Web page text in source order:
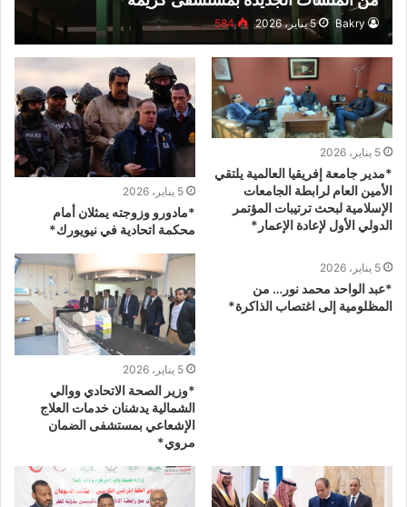
Bakry 5 يناير، 2026 584
5 يناير، 2026
*مدير جامعة إفريقيا العالمية يلتقي
الأمين العام لرابطة الجامعات
الإسلامية لبحث ترتيبات المؤتمر
الدولي الأول لإعادة الإعمار*
5 يناير، 2026
*مادورو وزوجته يمثلان أمام
محكمة اتحادية في نيويورك*
5 يناير، 2026
*عبد الواحد محمد نور… من
المظلومية إلى اغتصاب الذاكرة*
5 يناير، 2026
*وزير الصحة الاتحادي ووالي
الشمالية يدشنان خدمات العلاج
الإشعاعي بمستشفى الضمان
مروي*